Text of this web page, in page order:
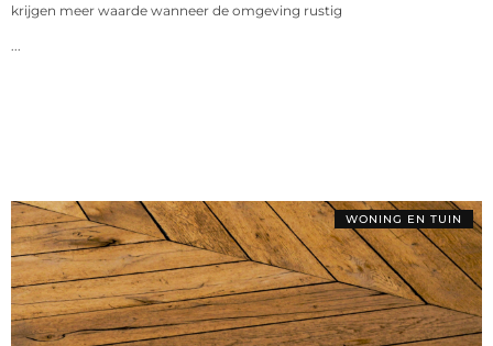
krijgen meer waarde wanneer de omgeving rustig
...
WONING EN TUIN